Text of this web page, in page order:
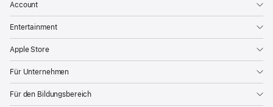
Account
Entertainment
Apple Store
Für Unternehmen
Für den Bildungsbereich